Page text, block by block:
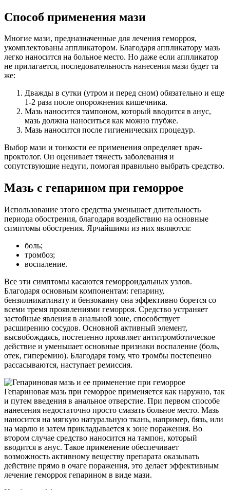
Способ применения мази
Многие мази, предназначенные для лечения геморроя,
укомплектованы аппликатором. Благодаря аппликатору мазь
легко наносится на больное место. Но даже если аппликатор
не прилагается, последовательность нанесения мази будет та
же:
Дважды в сутки (утром и перед сном) обязательно и еще
1-2 раза после опорожнения кишечника.
Мазь наносится тампоном, который вводится в анус,
мазь должна наноситься как можно глубже.
Мазь наносится после гигиенических процедур.
Выбор мази и тонкости ее применения определяет врач-
проктолог. Он оценивает тяжесть заболевания и
сопутствующие недуги, помогая правильно выбрать средство.
Мазь с гепарином при геморрое
Использование этого средства уменьшает длительность
периода обострения, благодаря воздействию на основные
симптомы обострения. Ярчайшими из них являются:
боль;
тромбоз;
воспаление.
Все эти симптомы касаются геморроидальных узлов.
Благодаря основным компонентам: гепарину,
бензилникатинату и бензокаину она эффективно борется со
всеми тремя проявлениями геморроя. Средство устраняет
застойные явления в анальной зоне, способствует
расширению сосудов. Основной активный элемент,
высвобождаясь, постепенно проявляет антитромботическое
действие и уменьшает основные признаки воспаление (боль,
отек, гиперемию). Благодаря тому, что тромбы постепенно
рассасываются, наступает ремиссия.
Гепариновая мазь при геморрое применяется как наружно, так
и путем введения в анальное отверстие. При первом способе
нанесения недостаточно просто смазать больное место. Мазь
наносится на мягкую натуральную ткань, например, бязь, или
на марлю и затем прикладывается к зоне поражения. Во
втором случае средство наносится на тампон, который
вводится в анус. Такое применение обеспечивает
возможность активному веществу препарата оказывать
действие прямо в очаге поражения, это делает эффективным
лечение геморроя гепарином в виде мази.